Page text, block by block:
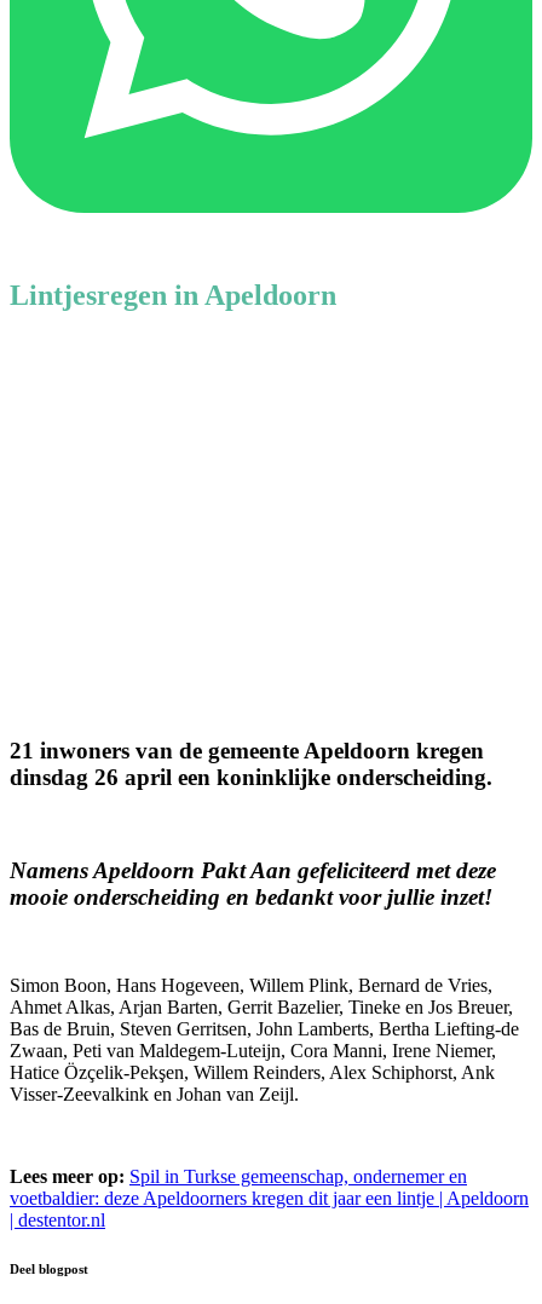
Lintjesregen in Apeldoorn
21 inwoners van de gemeente Apeldoorn kregen
dinsdag 26 april een koninklijke onderscheiding.
Namens Apeldoorn Pakt Aan gefeliciteerd met deze
mooie onderscheiding en bedankt voor jullie inzet!
Simon Boon, Hans Hogeveen, Willem Plink, Bernard de Vries,
Ahmet Alkas, Arjan Barten, Gerrit Bazelier, Tineke en Jos Breuer,
Bas de Bruin, Steven Gerritsen, John Lamberts, Bertha Liefting-de
Zwaan, Peti van Maldegem-Luteijn, Cora Manni, Irene Niemer,
Hatice Özçelik-Pekşen, Willem Reinders, Alex Schiphorst, Ank
Visser-Zeevalkink en Johan van Zeijl.
Lees meer op: Spil in Turkse gemeenschap, ondernemer en
voetbaldier: deze Apeldoorners kregen dit jaar een lintje | Apeldoorn
| destentor.nl
Deel blogpost